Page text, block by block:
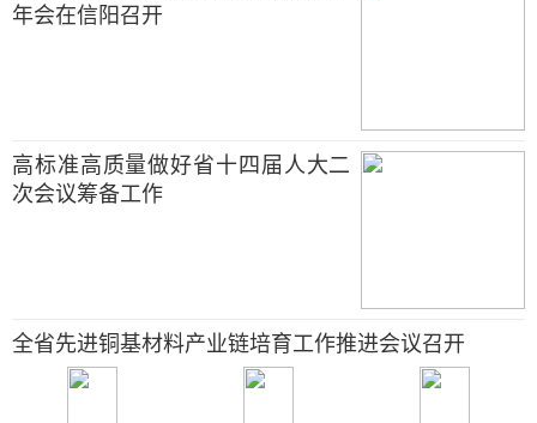
年会在信阳召开
高标准高质量做好省十四届人大二
次会议筹备工作
全省先进铜基材料产业链培育工作推进会议召开